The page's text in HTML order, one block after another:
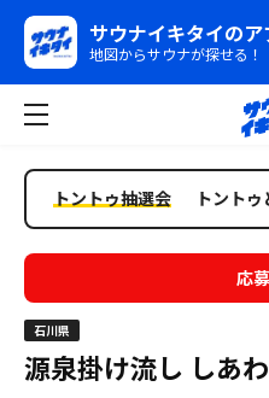
サウナイキタイのア
地図からサウナが探せる！
トントゥ抽選会 トントゥ
応
石川県
源泉掛け流し しあ